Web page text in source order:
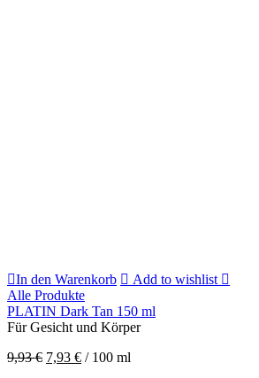
In den Warenkorb
Add to wishlist
Alle Produkte
PLATIN Dark Tan 150 ml
Für Gesicht und Körper
9,93€ 7,93 € / 100 ml